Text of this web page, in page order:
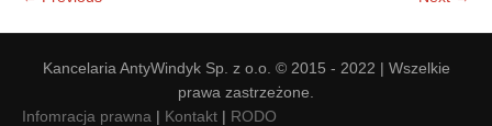
Kancelaria AntyWindyk Sp. z o.o. © 2015 - 2022 | Wszelkie
prawa zastrzeżone.
Infomracja prawna | Kontakt | RODO